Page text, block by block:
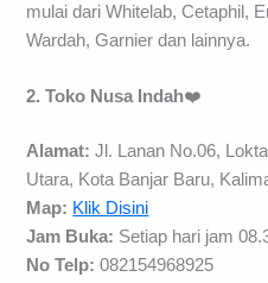
mulai dari Whitelab, Cetaphil,
Wardah, Garnier dan lainnya.
2. Toko Nusa Indah❤️
Alamat: Jl. Lanan No.06,
Utara, Kota Banjar Baru,
Map: Klik Disini
Jam Buka: Setiap hari jam
No Telp: 082154968925